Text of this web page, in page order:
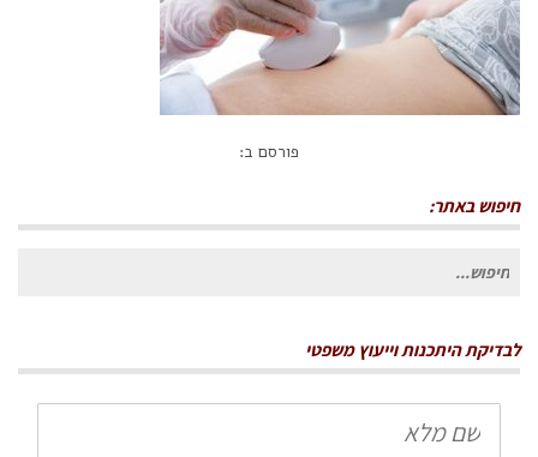
פורסם ב:
חיפוש באתר:
חיפוש
לבדיקת היתכנות וייעוץ משפטי
שם
מלא